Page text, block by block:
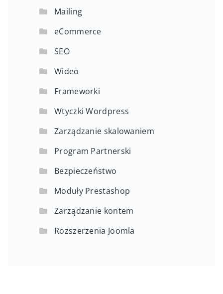
Mailing
eCommerce
SEO
Wideo
Frameworki
Wtyczki Wordpress
Zarządzanie skalowaniem
Program Partnerski
Bezpieczeństwo
Moduły Prestashop
Zarządzanie kontem
Rozszerzenia Joomla